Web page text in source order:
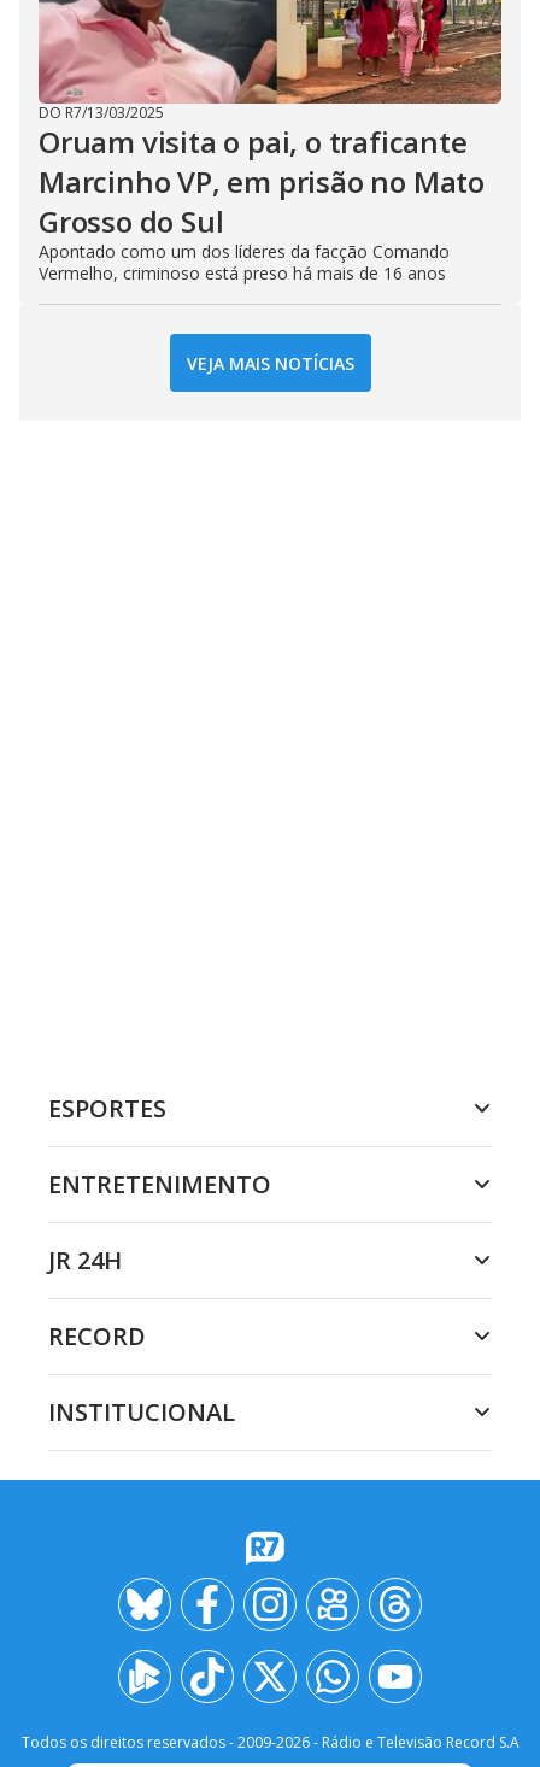
DO R7/13/03/2025
Oruam visita o pai, o traficante
Marcinho VP, em prisão no Mato
Grosso do Sul
Apontado como um dos líderes da facção Comando
Vermelho, criminoso está preso há mais de 16 anos
VEJA MAIS NOTÍCIAS
ESPORTES
ENTRETENIMENTO
JR 24H
RECORD
INSTITUCIONAL
Todos os direitos reservados - 2009-2026- Rádio e Televisão Record S.A